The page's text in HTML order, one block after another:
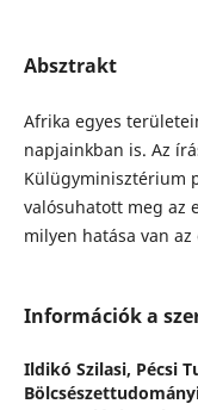
Absztrakt
Afrika egyes
napjainkban is. Az
Külügyminisztérium
valósuhatott meg az
milyen hatása van
Információk a
Ildikó Szilasi, Pécsi